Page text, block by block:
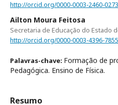
http://orcid.org/0000-0003-2460-0273
Ailton Moura Feitosa
Secretaria de Educação do Estado
http://orcid.org/0000-0003-4396-7855
Palavras-chave: Formação de
Pedagógica. Ensino de Física.
Resumo